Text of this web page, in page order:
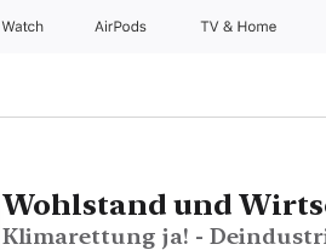
Watch AirPods TV & Home
Wohlstand und
Klimarettung ja! -